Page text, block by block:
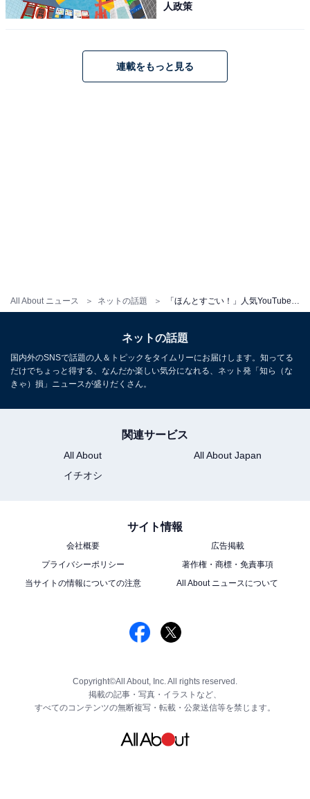
All About ニュース ネットの話題
人政策
連載をもっと見る
ネットの話題
国内外のSNSで話題の人＆トピックをタイムリーにお届けします。知ってる
だけでちょっと得する、なんだか楽しい気分になれる、ネット発「知ら（な
きゃ）損」ニュースが盛りだくさん。
関連サービス
All About
All About Japan
イチオシ
サイト情報
会社概要
広告掲載
プライバシーポリシー
著作権・商標・免責事項
当サイトの情報についての注意
All About ニュースについて
Copyright©All About, Inc. All rights reserved.
掲載の記事・写真・イラストなど、
すべてのコンテンツの無断複写・転載・公衆送信等を禁じます。